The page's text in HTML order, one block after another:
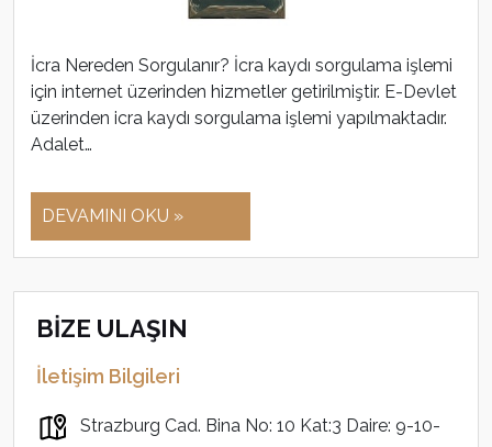
İcra Nereden Sorgulanır? İcra kaydı sorgulama işlemi
için internet üzerinden hizmetler getirilmiştir. E-Devlet
üzerinden icra kaydı sorgulama işlemi yapılmaktadır.
Adalet…
DEVAMINI OKU »
BİZE ULAŞIN
İletişim Bilgileri
Strazburg Cad. Bina No: 10 Kat:3 Daire: 9-10-